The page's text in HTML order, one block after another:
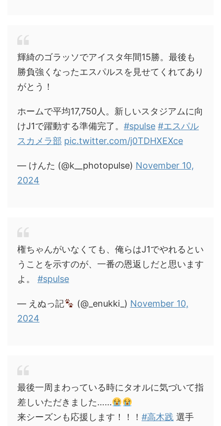
輝綺のゴラッソでアイスタ年間15勝。最後も
勝負強くなったエスパルスを見せてくれてあり
がとう！
ホームで平均17,750人。新しいスタジアムに向
けJ1で躍動する準備完了。 #spulse #エスパル
スカメラ部 pic.twitter.com/j0TDHXEXce
— けんた (@k__photopulse) November 10,
2024
権ちゃんがいなくても、俺らはJ1でやれるとい
うことを示すのが、一番の恩返しだと思います
よ。 #spulse
— えぬっ記 (@_enukki_) November 10,
2024
最後一周まわっている時にタオルに気づいて指
差しいただきました……
来シーズンも応援します！！！ #高木践 選手